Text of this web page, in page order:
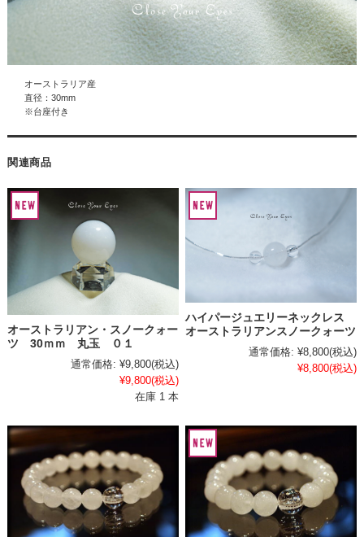
オーストラリア産
直径：30mm
※台座付き
関連商品
オーストラリアン・スノークォー
ツ 30ｍｍ 丸玉 ０１
通常価格: ¥9,800(税込)
¥9,800(税込)
在庫 1 本
ハイパージュエリーネックレス
オーストラリアンスノークォーツ
通常価格: ¥8,800(税込)
¥8,800(税込)